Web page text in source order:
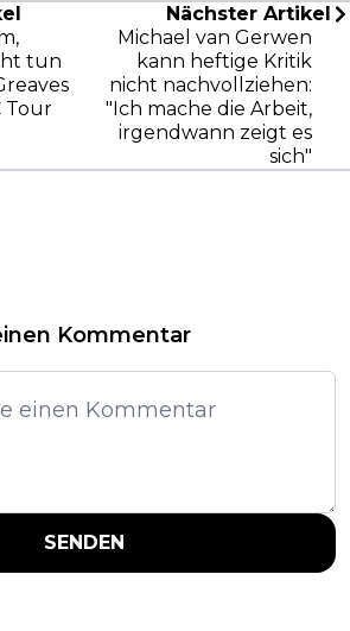
tun
Tour
Nächster Artikel
Michael van Gerwen
kann heftige Kritik
nicht nachvollziehen:
"Ich mache die Arbeit,
irgendwann zeigt es
sich"
Kommentar
SENDEN